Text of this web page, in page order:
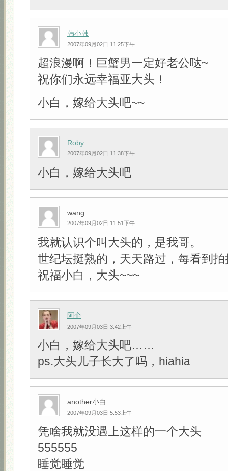
韩小韩
2007年09月02日 11:25下午
超浪漫啊！巨蟹男一定好老公哒~
祝你们永远幸福亚大头！
小白，嫁给大头吧~~
Roby
2007年09月02日 11:38下午
小白，嫁给大头吧
wang
2007年09月02日 11:51下午
我就认识个叫大头的，是我哥。
世纪坛挺熟的，天天路过，每看到
祝福小白，大头~~~
阿企
2007年09月03日 3:42上午
小白，嫁给大头吧……
ps.大头儿子长大了吗，hiahia
another小白
2007年09月03日 5:53上午
凭啥我就没遇上这样的一个大头
555555
睡觉睡觉